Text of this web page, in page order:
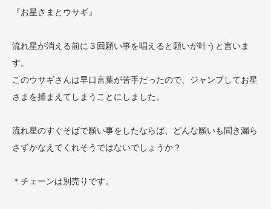
『お星さまとウサギ』
流れ星が消える前に３回願い事を唱えると願いが叶うと言いま
す。
このウサギさんは早口言葉が苦手だったので、ジャンプしてお星
さまを捕まえてしまうことにしました。
流れ星のすぐそばで願い事をしたならば、どんな願いも聞き漏ら
さずかなえてくれそうではないでしょうか？
＊チェーンは別売りです。